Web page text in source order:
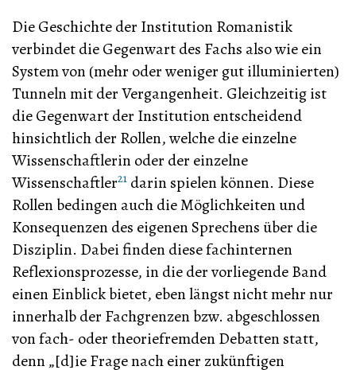
Die Geschichte der Institution Romanistik
verbindet die Gegenwart des Fachs also wie ein
System von (mehr oder weniger gut illuminierten)
Tunneln mit der Vergangenheit. Gleichzeitig ist
die Gegenwart der Institution entscheidend
hinsichtlich der Rollen, welche die einzelne
Wissenschaftlerin oder der einzelne
Wissenschaftler21 darin spielen können. Diese
Rollen bedingen auch die Möglichkeiten und
Konsequenzen des eigenen Sprechens über die
Disziplin. Dabei finden diese fachinternen
Reflexionsprozesse, in die der vorliegende Band
einen Einblick bietet, eben längst nicht mehr nur
innerhalb der Fachgrenzen bzw. abgeschlossen
von fach- oder theoriefremden Debatten statt,
denn „[d]ie Frage nach einer zukünftigen